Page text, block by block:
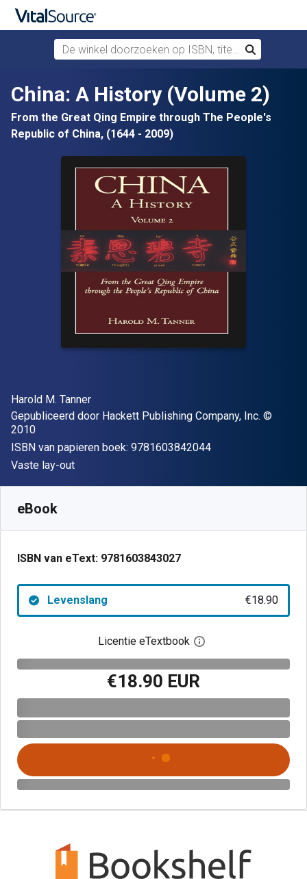
Verdergaan naar belangrijkste inhoud
De winkel doorzoeken op ISBN, titel of auteur
Zoek
China: A History (Volume 2)
From the Great Qing Empire through The People's
Republic of China, (1644 - 2009)
Auteur(s)
Harold M. Tanner
Uitgever
Gepubliceerd door Hackett Publishing Company, Inc. ©
2010
ISBN van papieren boek: 9781603842044"ISBN-13
Indeling
Vaste lay-out
eBook
ISBN van eText: 9781603843027
Levenslang €18.90
Licentie eTextbook Open het
€18.90 EUR